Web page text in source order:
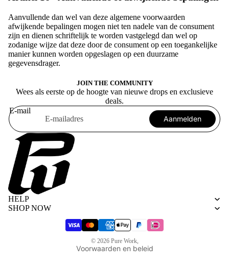
Aanvullende dan wel van deze algemene voorwaarden
afwijkende bepalingen mogen niet ten nadele van de consument
zijn en dienen schriftelijk te worden vastgelegd dan wel op
zodanige wijze dat deze door de consument op een toegankelijke
manier kunnen worden opgeslagen op een duurzame
gegevensdrager.
JOIN THE COMMUNITY
Wees als eerste op de hoogte van nieuwe drops en exclusieve
deals.
E-mail
Aanmelden
HELP
SHOP NOW
© 2026 Pure Work,
Voorwaarden en beleid
Algemene voorwaarden
Privacybeleid
Wettelijke kennisgeving